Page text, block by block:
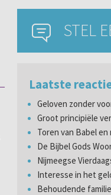
STEL
Laatste
Geloven zonder
Groot principiële
Toren van Babel
De Bijbel Gods
Nijmeegse
Interesse in het
Behoudende